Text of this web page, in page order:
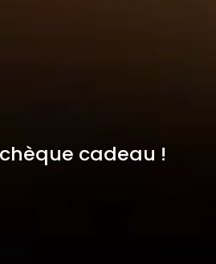
cadeau !